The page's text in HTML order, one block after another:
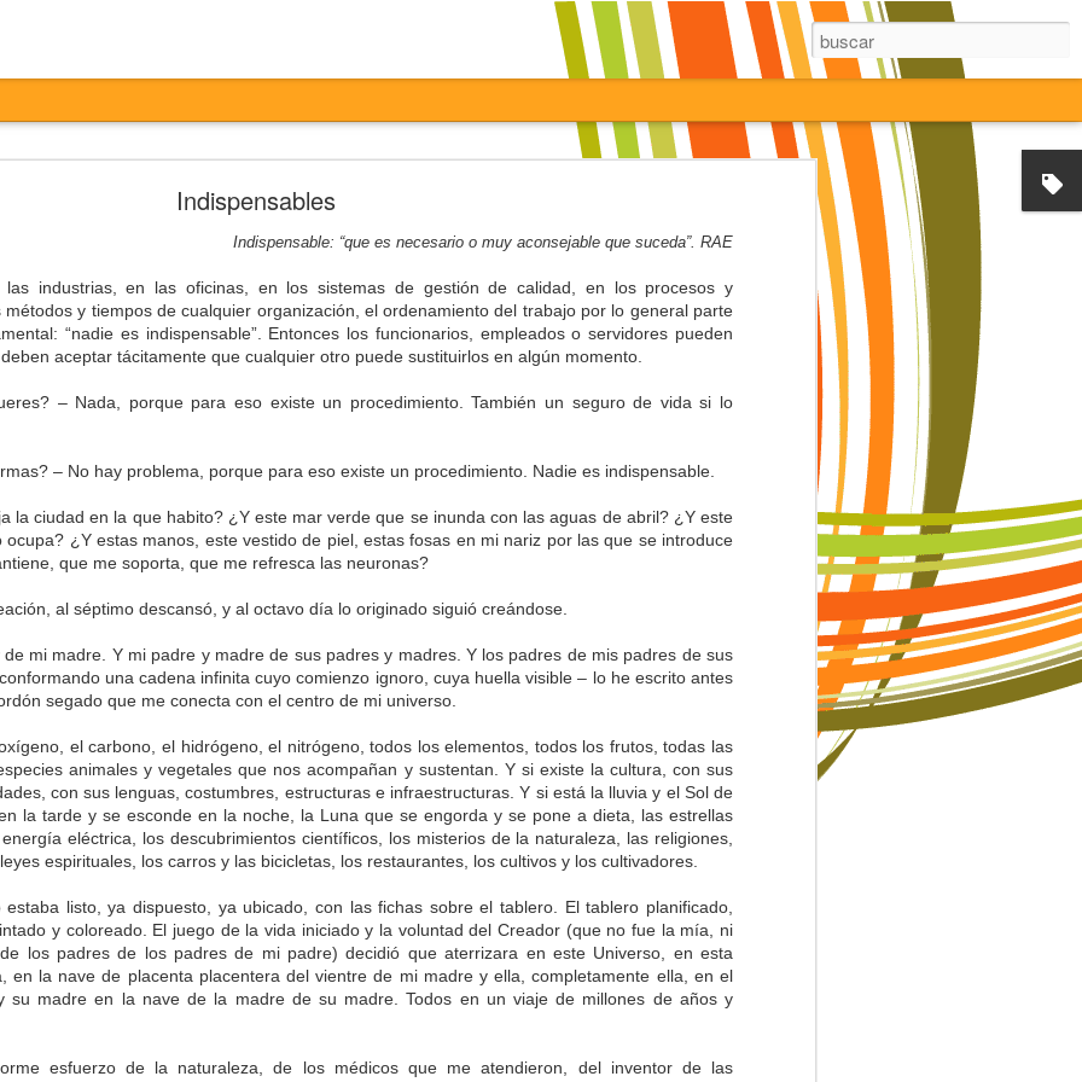
Indispensables
Indispensable: “que es necesario o muy aconsejable que suceda”. RAE
industrias, en las oficinas, en los sistemas de gestión de calidad, en los procesos y
métodos y tiempos de cualquier organización, el ordenamiento del trabajo por lo general parte
“nadie es indispensable”. Entonces los funcionarios, empleados o servidores pueden
aceptar tácitamente que cualquier otro puede sustituirlos en algún momento.
– Nada, porque para eso existe un procedimiento. También un seguro de vida si lo
– No hay problema, porque para eso existe un procedimiento. Nadie es indispensable.
la ciudad en la que habito? ¿Y este mar verde que se inunda con las aguas de abril? ¿Y este
ocupa? ¿Y estas manos, este vestido de piel, estas fosas en mi nariz por las que se introduce
que me soporta, que me refresca las neuronas?
al séptimo descansó, y al octavo día lo originado siguió creándose.
mi madre. Y mi padre y madre de sus padres y madres. Y los padres de mis padres de sus
una cadena infinita cuyo comienzo ignoro, cuya huella visible – lo he escrito antes
segado que me conecta con el centro de mi universo.
el carbono, el hidrógeno, el nitrógeno, todos los elementos, todos los frutos, todas las
animales y vegetales que nos acompañan y sustentan. Y si existe la cultura, con sus
con sus lenguas, costumbres, estructuras e infraestructuras. Y si está la lluvia y el Sol de
la tarde y se esconde en la noche, la Luna que se engorda y se pone a dieta, las estrellas
eléctrica, los descubrimientos científicos, los misterios de la naturaleza, las religiones,
espirituales, los carros y las bicicletas, los restaurantes, los cultivos y los cultivadores.
listo, ya dispuesto, ya ubicado, con las fichas sobre el tablero. El tablero planificado,
y coloreado. El juego de la vida iniciado y la voluntad del Creador (que no fue la mía, ni
los padres de los padres de mi padre) decidió que aterrizara en este Universo, en esta
en la nave de placenta placentera del vientre de mi madre y ella, completamente ella, en el
su madre en la nave de la madre de su madre. Todos en un viaje de millones de años y
esfuerzo de la naturaleza, de los médicos que me atendieron, del inventor de las
Entretiempo
casa,
pasa.